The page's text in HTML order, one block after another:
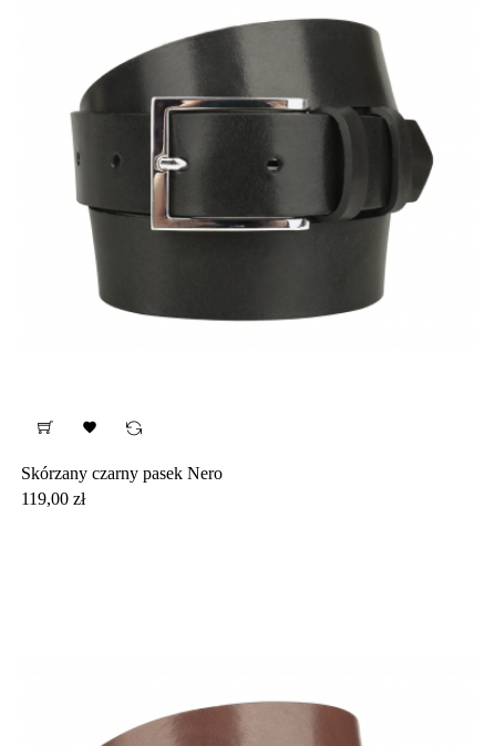

Skórzany czarny pasek Nero
Cena
119,00 zł